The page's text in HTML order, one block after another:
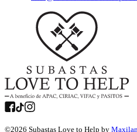
©2026 Subastas Love to Help by